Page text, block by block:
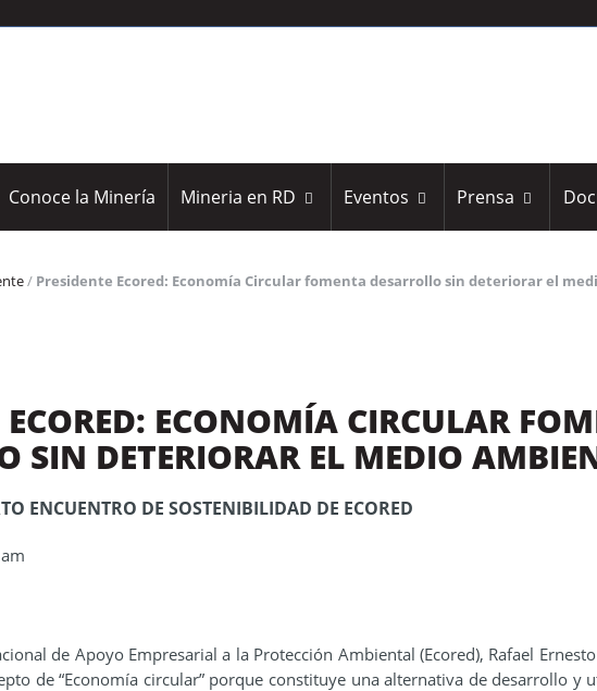
Conoce la Minería Mineria en RD Eventos Prensa
/ Presidente Ecored: Economía Circular fomenta desarrollo sin deteriorar el
ECORED: ECONOMÍA CIRCULAR
SIN DETERIORAR EL MEDIO
ENCUENTRO DE SOSTENIBILIDAD​ ​DE​ ​ECORED
de Apoyo Empresarial a la Protección Ambiental (Ecored), Rafael
de “Economía circular” porque constituye una alternativa de desarrollo y